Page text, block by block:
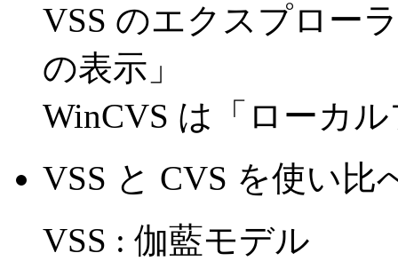
VSS のエクスプロー
の表示」
WinCVS は「ローカ
VSS と CVS を使い
VSS : 伽藍モデル